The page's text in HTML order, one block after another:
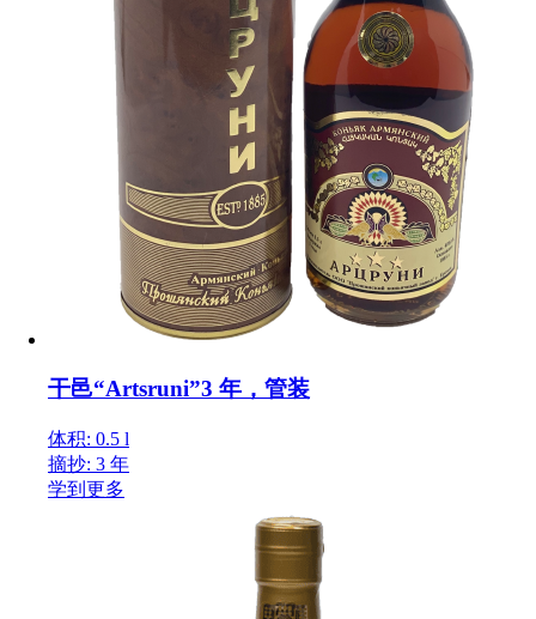
干邑“Artsruni”3 年，管装
体积: 0.5 l
摘抄: 3 年
学到更多